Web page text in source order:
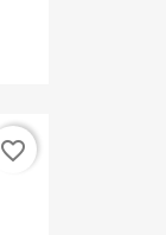
favorite_border